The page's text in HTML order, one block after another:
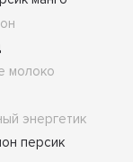
молоко
энергетик
персик